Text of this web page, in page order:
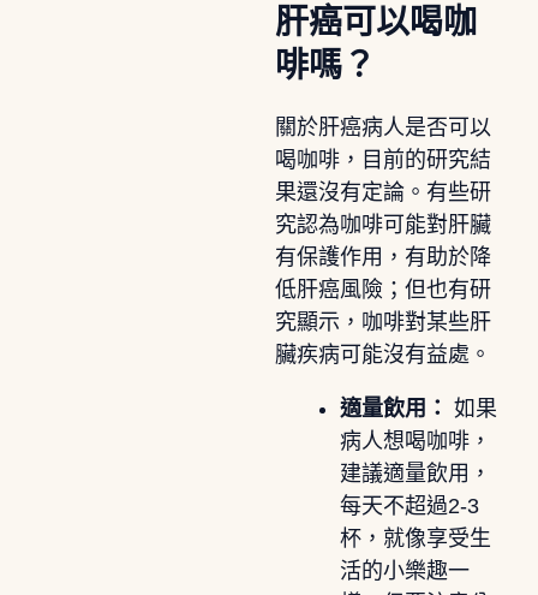
肝癌可以喝咖
啡嗎？
關於肝癌病人是否可以
喝咖啡，目前的研究結
果還沒有定論。有些研
究認為咖啡可能對肝臟
有保護作用，有助於降
低肝癌風險；但也有研
究顯示，咖啡對某些肝
臟疾病可能沒有益處。
適量飲用： 如果
病人想喝咖啡，
建議適量飲用，
每天不超過2-3
杯，就像享受生
活的小樂趣一